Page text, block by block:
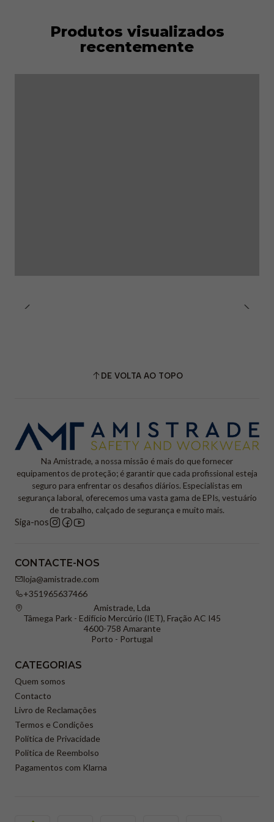
e anatómica
Sistema de fecho : TLS (Twist Lock System) para
Produtos visualizados
recentemente
DE VOLTA AO TOPO
Na Amistrade, a nossa missão é mais do que fornecer
equipamentos de proteção; é garantir que cada profissional esteja
seguro para enfrentar os desafios diários. Especialistas em
segurança laboral, oferecemos uma vasta gama de EPIs, vestuário
de trabalho, calçado de segurança e muito mais.
Siga-nos
CONTACTE-NOS
loja@amistrade.com
+351965637466
Amistrade, Lda
Tâmega Park - Edifício Mercúrio (IET), Fração AC I45
4600-758 Amarante
Porto - Portugal
CATEGORIAS
Quem somos
Contacto
Livro de Reclamações
Termos e Condições
Política de Privacidade
Politica de Reembolso
Pagamentos com Klarna